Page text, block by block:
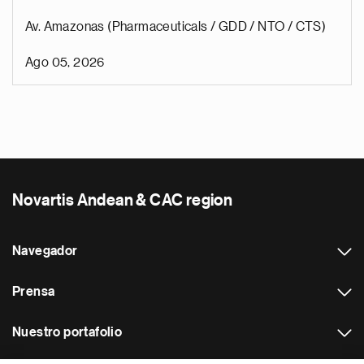
Av. Amazonas (Pharmaceuticals / GDD / NTO / CTS)
Ago 05, 2026
Novartis Andean & CAC region
Navegador
Prensa
Nuestro portafolio